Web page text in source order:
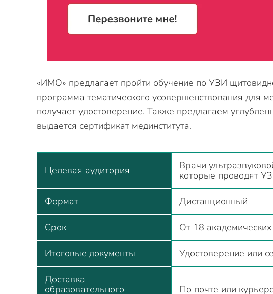
«ИМО» предлагает пройти обучение по УЗИ
программа тематического усовершенствования для
получает удостоверение. Также предлагаем
выдается сертификат мединститута.
Целевая аудитория
Врачи
которые проводят
Формат Дистанционный
Срок От 18 академических
Итоговые документы Удостоверение или
Доставка
образовательного
По почте или